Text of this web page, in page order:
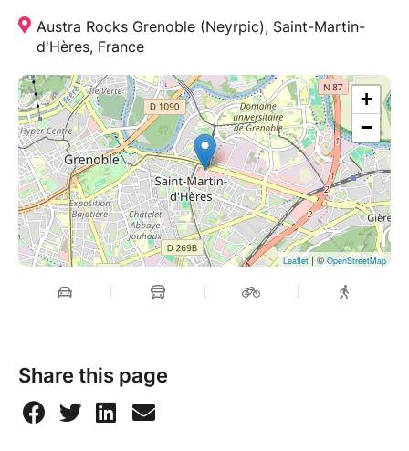
Austra Rocks Grenoble (Neyrpic), Saint-Martin-
d'Hères, France
+
−
Leaflet | ©OpenStreetMap
Share this page